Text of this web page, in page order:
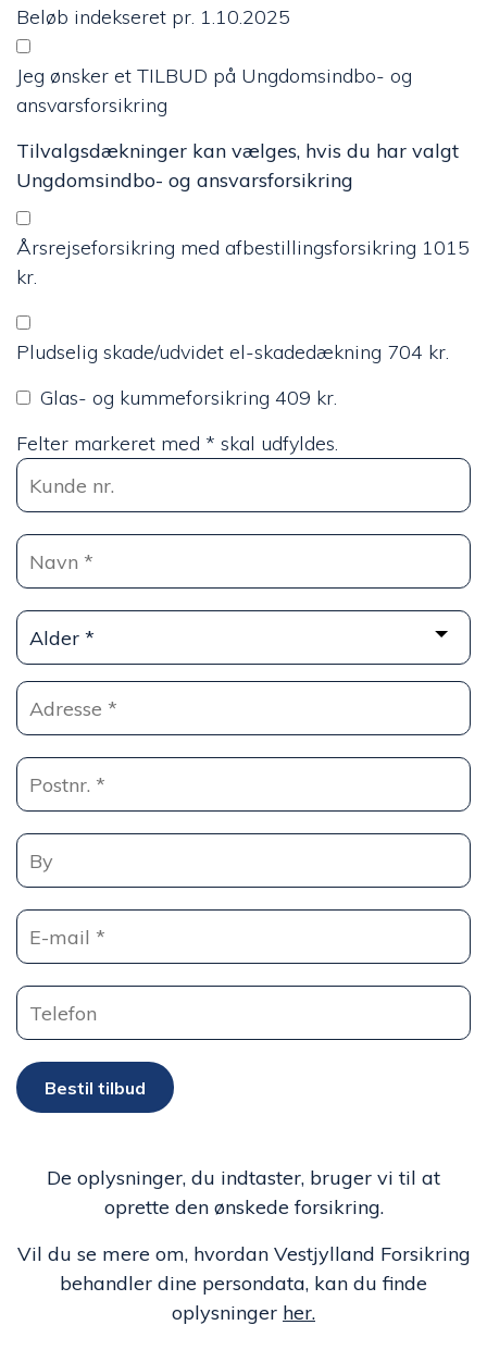
Beløb indekseret pr. 1.10.2025
Jeg ønsker et TILBUD på Ungdomsindbo- og
ansvarsforsikring
Tilvalgsdækninger kan vælges, hvis du har valgt
Ungdomsindbo- og ansvarsforsikring
Årsrejseforsikring med afbestillingsforsikring 1015
kr.
Pludselig skade/udvidet el-skadedækning 704 kr.
Glas- og kummeforsikring 409 kr.
Felter markeret med * skal udfyldes.
Bestil tilbud
De oplysninger, du indtaster, bruger vi til at
oprette den ønskede forsikring.
Vil du se mere om, hvordan Vestjylland Forsikring
behandler dine persondata, kan du finde
oplysninger her.